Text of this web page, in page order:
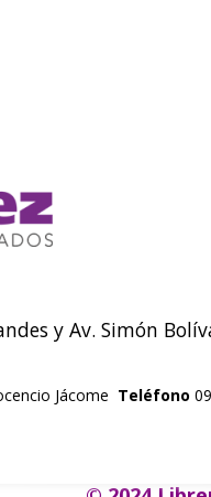
y Av. Simón
Jácome Teléfono